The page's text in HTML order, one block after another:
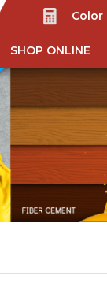
SHOP ONLINE